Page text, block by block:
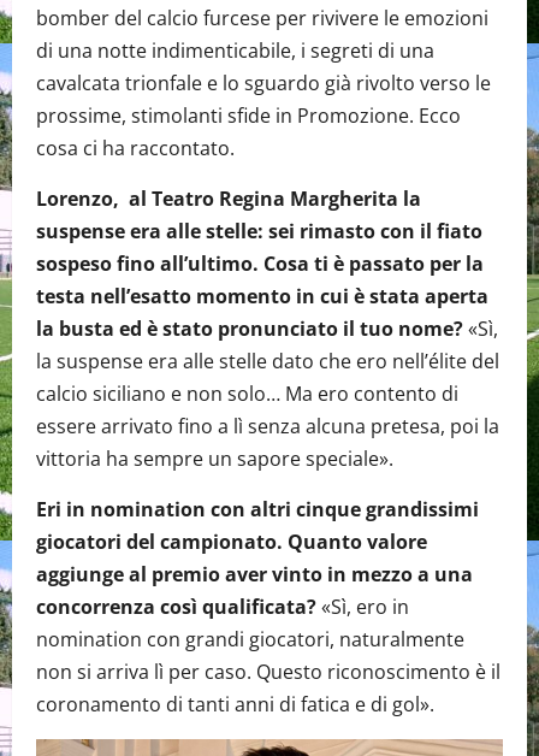
bomber del calcio furcese per rivivere le emozioni
di una notte indimenticabile, i segreti di una
cavalcata trionfale e lo sguardo già rivolto verso le
prossime, stimolanti sfide in Promozione. Ecco
cosa ci ha raccontato.
Lorenzo, al Teatro Regina Margherita la
suspense era alle stelle: sei rimasto con il fiato
sospeso fino all’ultimo. Cosa ti è passato per la
testa nell’esatto momento in cui è stata aperta
la busta ed è stato pronunciato il tuo nome?«Sì,
la suspense era alle stelle dato che ero nell’élite del
calcio siciliano e non solo… Ma ero contento di
essere arrivato fino a lì senza alcuna pretesa, poi la
vittoria ha sempre un sapore speciale».
Eri in nomination con altri cinque grandissimi
giocatori del campionato. Quanto valore
aggiunge al premio aver vinto in mezzo a una
concorrenza così qualificata?«Sì, ero in
nomination con grandi giocatori, naturalmente
non si arriva lì per caso. Questo riconoscimento è il
coronamento di tanti anni di fatica e di gol».